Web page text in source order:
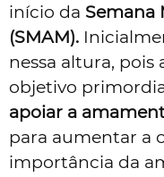
início da Semana
(SMAM).
nessa altura, pois
objetivo
apoiar a
para aumentar a
importância da